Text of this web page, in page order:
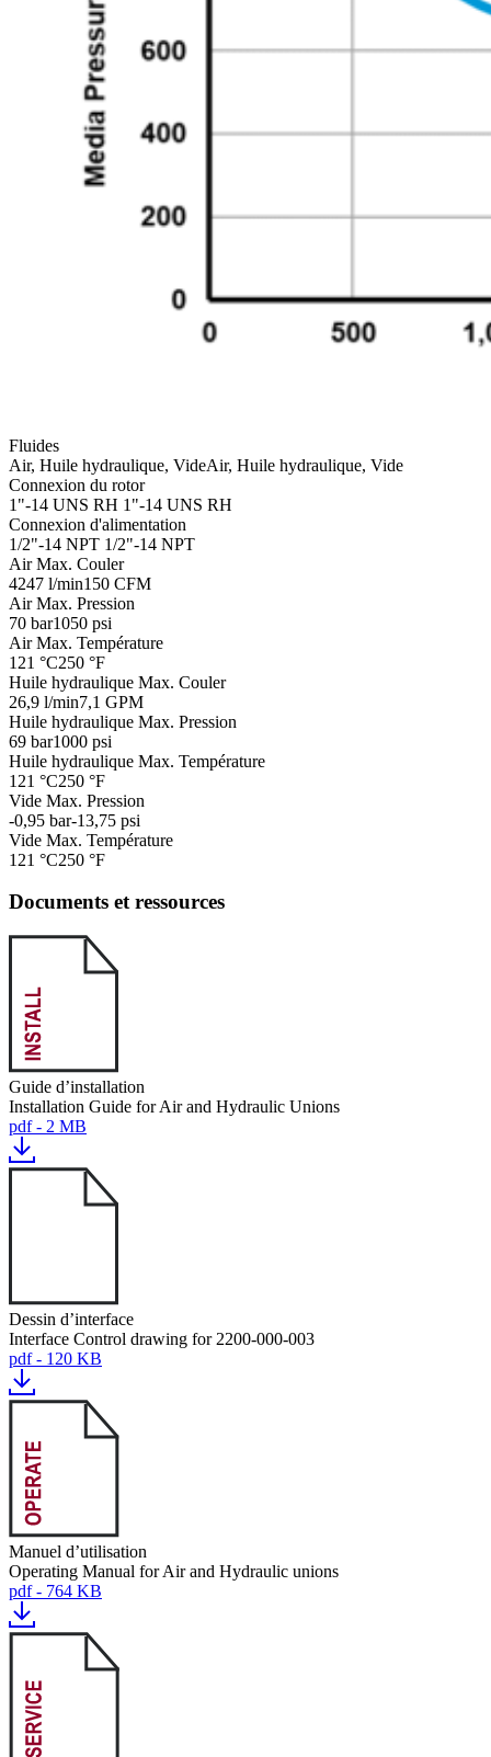
Fluides
Air, Huile hydraulique, VideAir, Huile hydraulique, Vide
Connexion du rotor
1"-14 UNS RH 1"-14 UNS RH
Connexion d'alimentation
1/2"-14 NPT 1/2"-14 NPT
Air Max. Couler
4247 l/min150 CFM
Air Max. Pression
70 bar1050 psi
Air Max. Température
121 °C250 °F
Huile hydraulique Max. Couler
26,9 l/min7,1 GPM
Huile hydraulique Max. Pression
69 bar1000 psi
Huile hydraulique Max. Température
121 °C250 °F
Vide Max. Pression
-0,95 bar-13,75 psi
Vide Max. Température
121 °C250 °F
Documents et ressources
Guide d’installation
Installation Guide for Air and Hydraulic Unions
pdf - 2 MB
Dessin d’interface
Interface Control drawing for 2200-000-003
pdf - 120 KB
Manuel d’utilisation
Operating Manual for Air and Hydraulic unions
pdf - 764 KB